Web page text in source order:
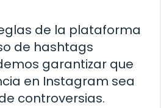
de la plataforma
de hashtags
garantizar que
en Instagram sea
controversias.